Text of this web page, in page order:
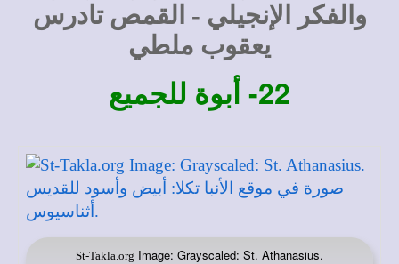
والفكر الإنجيلي - القمص تادرس
يعقوب ملطي
22- أبوة للجميع
St-Takla.org Image: Grayscaled: St. Athanasius.